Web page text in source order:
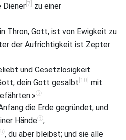
Diener [7]
zu einer
Thron, Gott, ist von Ewigkeit zu
der Aufrichtigkeit ist Zepter
und Gesetzlosigkeit
dein Gott gesalbt [10] mit
ⓢ
die Erde gegründet, und
Händeⓣ;
, du aber bleibst; und sie alle